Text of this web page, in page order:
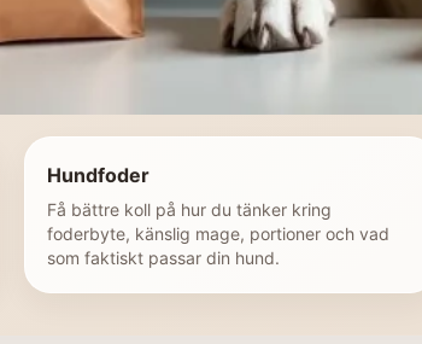
Hundfoder
Få bättre koll på hur du tänker kring
foderbyte, känslig mage, portioner och vad
som faktiskt passar din hund.